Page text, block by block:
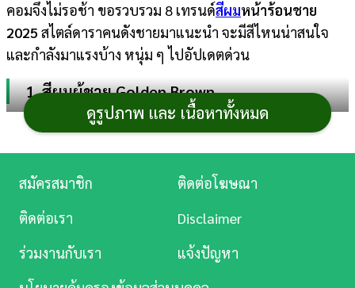
คอมจึงไม่รอช้า ขอรวบรวม 8 เทรนด์สีผมหน้าร้อนชาย
2025 สไตล์ดาราคนดังชายมาแนะนำ จะมีสีไหนน่าสนใจ
และกำลังมาแรงบ้าง หนุ่ม ๆ ไปอัปเดตด่วน
1. สีผมผู้ชาย Golden Brown
ผมสีน้ำตาลทองเป็นอีกหนึ่งสีผมที่เหมาะกับหน้าร้อน
และผิวสีแทนไปถึงผิวเข้ม
ดูรูปภาพ และ เนื้อหาทั้งหมด
การ
ศึกษา
บันเทิง
ดู
Music
สมัครสมาชิก
ติดต่อโฆษณา
ติดต่อเรา
Disclaimer
ร่วมงานกับเรา
แจ้งปัญหา